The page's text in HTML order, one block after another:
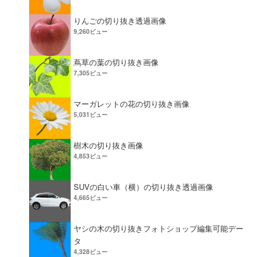
りんごの切り抜き透過画像
9,260ビュー
蔦草の葉の切り抜き画像
7,305ビュー
マーガレットの花の切り抜き画像
5,031ビュー
樹木の切り抜き画像
4,853ビュー
SUVの白い車（横）の切り抜き透過画像
4,665ビュー
ヤシの木の切り抜きフォトショップ編集可能デー
タ
4,328ビュー